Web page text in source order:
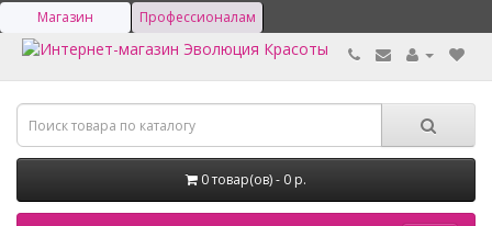
Магазин Профессионалам
0 товар(ов) - 0 р.